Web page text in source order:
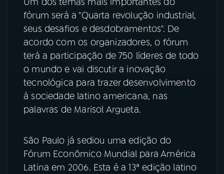
fórum será a "Quarta revolução industrial,
seus desafios e desdobramentos". De
acordo com os organizadores, o fórum
terá a participação de 750 líderes de todo
o mundo e vai discutir a inovação
tecnológica para trazer desenvolvimento
à sociedade latino americana, nas
palavras de Marisol Argueta.
São Paulo já sediou uma edição do
Fórum Econômico Mundial para América
Latina em 2006. Esta é a 13ª edição latino